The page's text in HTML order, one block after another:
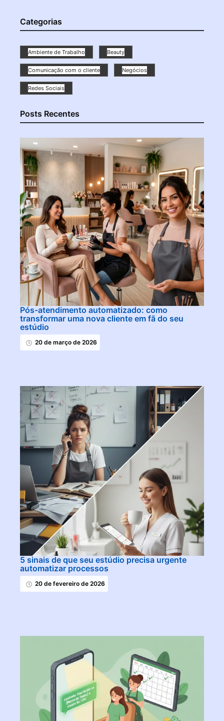
Categorias
Ambiente de Trabalho Beauty
Comunicação com o cliente Negócios
Redes Sociais
Posts Recentes
Pós-atendimento automatizado: como
transformar uma nova cliente em fã do seu
estúdio
20 de março de 2026
5 sinais de que seu estúdio precisa urgente
automatizar processos
20 de fevereiro de 2026